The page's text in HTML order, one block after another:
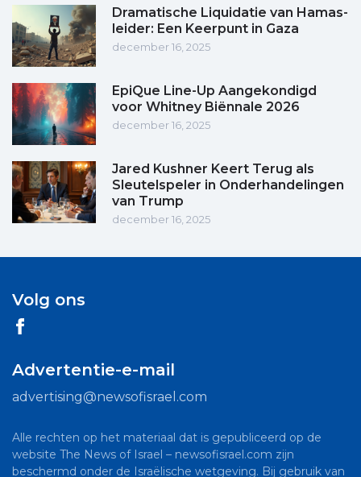
Dramatische Liquidatie van Hamas-
leider: Een Keerpunt in Gaza
december 16, 2025
EpiQue Line-Up Aangekondigd
voor Whitney Biënnale 2026
december 16, 2025
Jared Kushner Keert Terug als
Sleutelspeler in Onderhandelingen
van Trump
december 16, 2025
Volg ons
Advertentie-e-mail
advertising@newsofisrael.com
Alle rechten op het materiaal dat is gepubliceerd op de
website The News of Israel – newsofisrael.com zijn
beschermd onder de Israëlische wetgeving. Bij gebruik van